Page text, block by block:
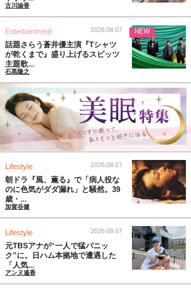
古川諭香
Entertainment 2026.08.07
話題さらう蒼井優主演『Tシャツ
が乾くまで』盛り上げるスピッツ
主題歌...
石黒隆之
NEW
Lifestyle 2026.08.07
朝ドラ『風、薫る』で「病人役な
のに色気がダダ漏れ」と騒然。39
歳・...
加賀谷健
Lifestyle 2026.08.07
元TBSアナが“一人で猛パニッ
ク”に。日ハム本拠地で遭遇した
「人気...
アンヌ遙香